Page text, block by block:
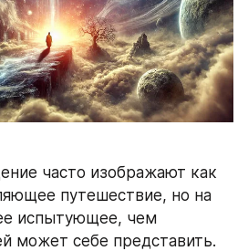
часто изображают как
путешествие, но на
испытующее, чем
может себе представить.